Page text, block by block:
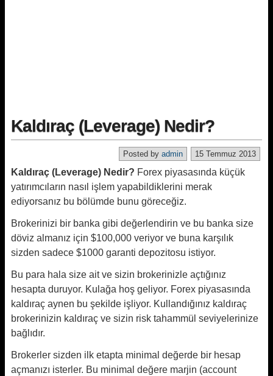
Kaldıraç (Leverage) Nedir?
15 Temmuz 2013
Posted by admin
Kaldıraç (Leverage) Nedir? Forex piyasasında küçük
yatırımcıların nasıl işlem yapabildiklerini merak
ediyorsanız bu bölümde bunu göreceğiz.
Brokerinizi bir banka gibi değerlendirin ve bu banka size
döviz almanız için $100,000 veriyor ve buna karşılık
sizden sadece $1000 garanti depozitosu istiyor.
Bu para hala size ait ve sizin brokerinizle açtığınız
hesapta duruyor. Kulağa hoş geliyor. Forex piyasasında
kaldıraç aynen bu şekilde işliyor. Kullandığınız kaldıraç
brokerinizin kaldıraç ve sizin risk tahammül seviyelerinize
bağlıdır.
Brokerler sizden ilk etapta minimal değerde bir hesap
açmanızı isterler. Bu minimal değere marjin (account